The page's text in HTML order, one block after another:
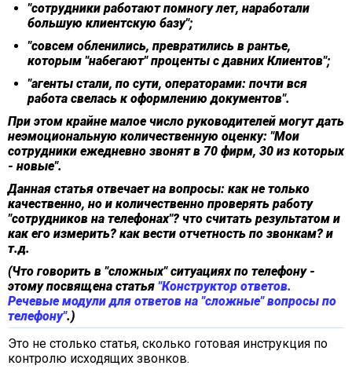
"сотрудники работают помногу лет, наработали
большую клиентскую базу";
"совсем обленились, превратились в рантье,
которым "набегают" проценты с давних Клиентов";
"агенты стали, по сути, операторами: почти вся
работа свелась к оформлению документов".
При этом крайне малое число руководителей могут дать
неэмоциональную количественную оценку: "Мои
сотрудники ежедневно звонят в 70 фирм, 30 из которых
- новые".
Данная статья отвечает на вопросы: как не только
качественно, но и количественно проверять работу
"сотрудников на телефонах"? что считать результатом и
как его измерить? как вести отчетность по звонкам? и
т.д.
(Что говорить в "сложных" ситуациях по телефону -
этому посвящена статья "Конструктор ответов.
Речевые модули для ответов на "сложные" вопросы по
телефону".)
Это не столько статья, сколько готовая инструкция по
контролю исходящих звонков.